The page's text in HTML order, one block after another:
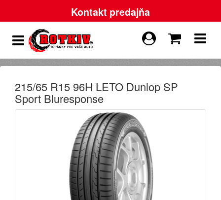
Kontakt predajňa
215/65 R15 96H LETO Dunlop SP
Sport Bluresponse